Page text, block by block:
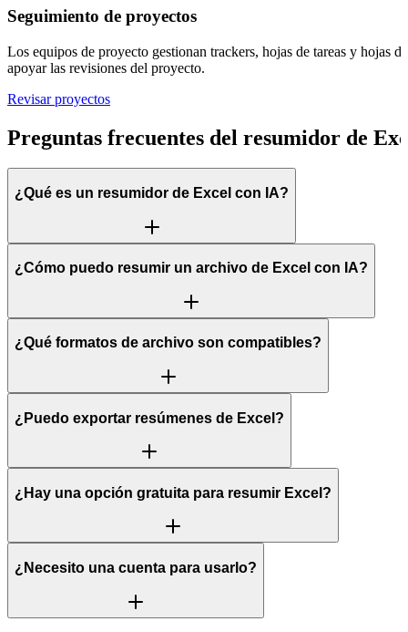
Seguimiento de proyectos
Los equipos de proyecto gestionan trackers, hojas de tareas y hojas
apoyar las revisiones del proyecto.
Revisar proyectos
Preguntas frecuentes del resumidor de
¿Qué es un resumidor de Excel con IA?
¿Cómo puedo resumir un archivo de Excel con IA?
¿Qué formatos de archivo son compatibles?
¿Puedo exportar resúmenes de Excel?
¿Hay una opción gratuita para resumir Excel?
¿Necesito una cuenta para usarlo?